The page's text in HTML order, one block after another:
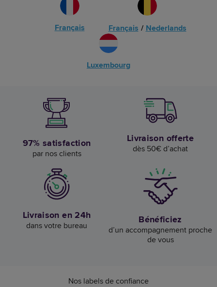
Français Français / Nederlands
Luxembourg
97% satisfaction
par nos clients
Livraison offerte
dès 50€ d’achat
Livraison en 24h
dans votre bureau Bénéficiez
d’un accompagnement proche
de vous
Nos labels de confiance